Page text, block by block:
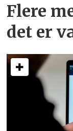
Flere
det er